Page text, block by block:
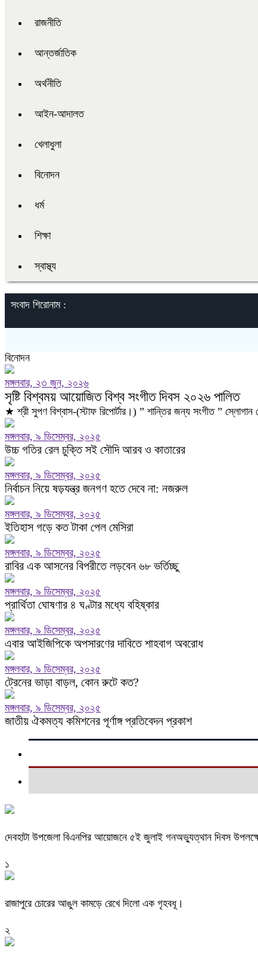
রাজনীতি
আন্তর্জাতিক
অর্থনীতি
আইন-আদালত
খেলাধুলা
বিনোদন
ধর্ম
শিক্ষা
স্বাস্থ্য
সংবাদ শিরোনাম :
বিনোদন
মঙ্গলবার, ২৩ জুন, ২০২৬
সৃষ্টি বিশ্বময় আয়োজিত বিশ্ব সংগীত দিবস ২০২৬ পালিত
★ শ্রী সুপণ বিশ্বাস-(স্টাফ রিপোর্টার।) ” শান্তির জন্য সংগীত ”
মঙ্গলবার, ৯ ডিসেম্বর, ২০২৫
উচ্চ গতির রেল চুক্তি সই সৌদি আরব ও কাতারের
মঙ্গলবার, ৯ ডিসেম্বর, ২০২৫
নির্বাচন নিয়ে ষড়যন্ত্র জনগণ হতে দেবে না: নজরুল
মঙ্গলবার, ৯ ডিসেম্বর, ২০২৫
ইতিহাস গড়ে কত টাকা পেল মেসিরা
মঙ্গলবার, ৯ ডিসেম্বর, ২০২৫
রাবির এক আসনের বিপরীতে লড়বেন ৬৮ ভর্তিচ্ছু
মঙ্গলবার, ৯ ডিসেম্বর, ২০২৫
প্রার্থিতা ঘোষণার ৪ ঘণ্টার মধ্যে বহিষ্কার
মঙ্গলবার, ৯ ডিসেম্বর, ২০২৫
এবার আইজিপিকে অপসারণের দাবিতে শাহবাগ অবরোধ
মঙ্গলবার, ৯ ডিসেম্বর, ২০২৫
ট্রেনের ভাড়া বাড়ল, কোন রুটে কত?
মঙ্গলবার, ৯ ডিসেম্বর, ২০২৫
জাতীয় ঐকমত্য কমিশনের পূর্ণাঙ্গ প্রতিবেদন প্রকাশ
দেবহাটা উপজেলা বিএনপির আয়োজনে ৫ই জুলাই গনঅভ্যুত্থান দিবস
১
রাজাপুরে চোরের আঙুল কামড়ে রেখে দিলো এক গৃহবধূ।
২